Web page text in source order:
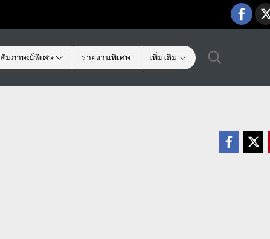
สัมภาษณ์พิเศษ รายงานพิเศษ เพิ่มเติม